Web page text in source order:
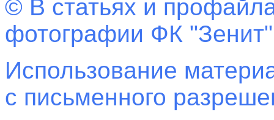
© В статьях и
фотографии ФК
Использование
с письменного